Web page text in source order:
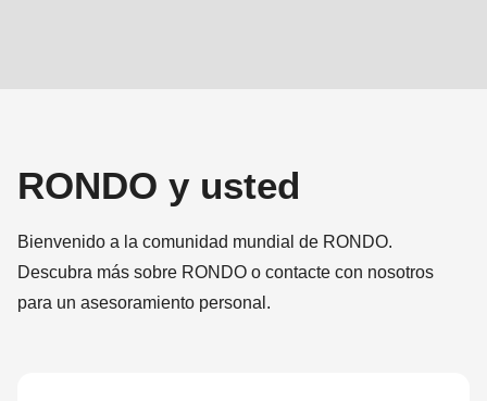
is
in
Drupal\rondo_contact\ContactService-
>Drupal\rondo_contact\
RONDO y usted
Bienvenido a la comunidad mundial de RONDO.
Descubra más sobre RONDO o contacte con nosotros
para un asesoramiento personal.